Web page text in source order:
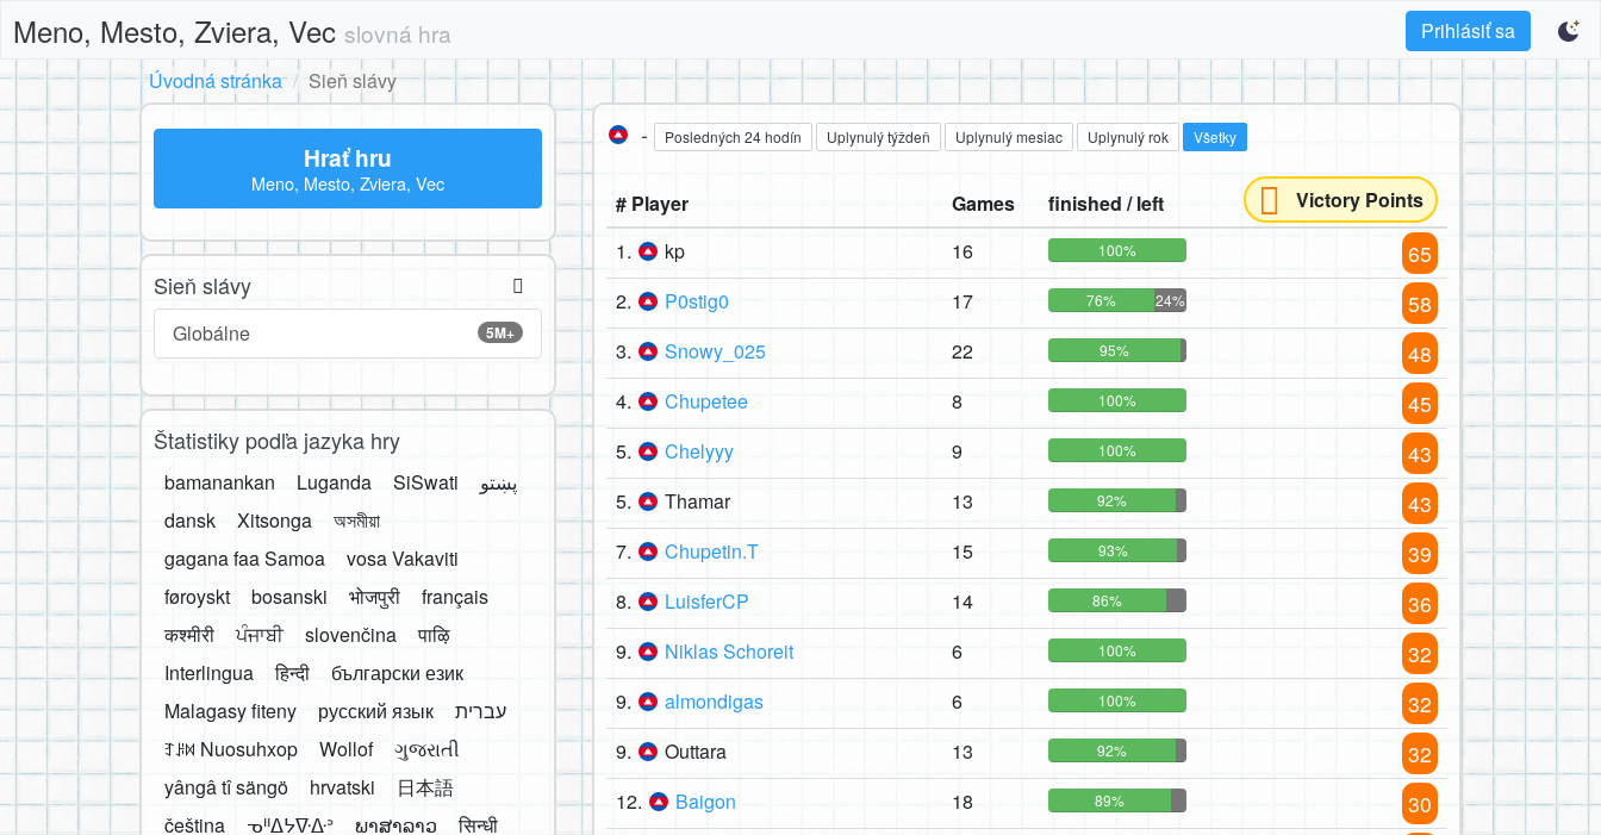
Meno, Mesto, Zviera, Vec slovná hra
Prihlásiť sa
Úvodná stránka
Sieň slávy
- Posledných 24 hodín Uplynulý týždeň Uplynulý mesiac Uplynulý rok Všetky
# Player Games finished / left
Victory Points
1.
kp 16 100% 65
2. P0stig0 17 76% 24% 58
3. Snowy_025 22 95% 48
4. Chupetee 8 100% 45
5. Chelyyy 9 100% 43
5. Thamar 13 92% 43
7. Chupetin.T 15 93% 39
8. LuisferCP 14 86% 36
9. Niklas Schoreit 6 100% 32
9. almondigas 6 100% 32
9. Outtara 13 92% 32
12. Baigon 18 89% 30
Hrať hru
Meno, Mesto, Zviera, Vec
Sieň slávy
5M+
Globálne
Štatistiky podľa jazyka hry
bamanankan Luganda SiSwati
پښتو
dansk
Xitsonga
অসমীয়া
gagana faa Samoa
vosa Vakaviti
føroyskt
bosanski भोजपुरी
français
कश्मीरी
ਪੰਜਾਬੀ slovenčina
पाऴि
Interlingua
हिन्दी
български език
Malagasy fiteny
русский язык
עברית
ꆈꌠ꒿ Nuosuhxop
Wollof
ગુજરાતી
yângâ tî sängö
hrvatski
日本語
čeština
ᓀᐦᐃᔭᐍᐏᐣ ພາສາລາວ
सिन्धी